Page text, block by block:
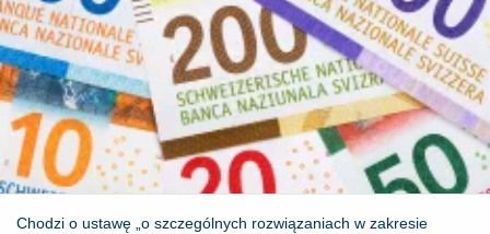
Chodzi o ustawę „o szczególnych rozwiązaniach w zakresie